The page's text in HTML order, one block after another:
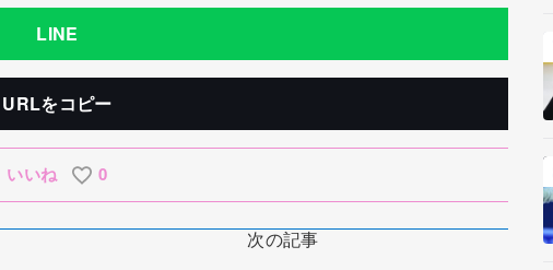
LINE
URLをコピー
いいね 0
次の記事